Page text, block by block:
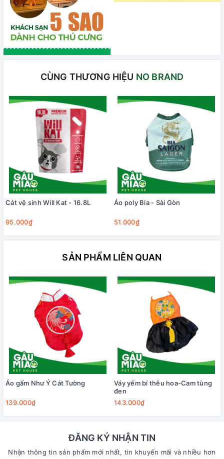
CÙNG THƯƠNG HIỆU NO BRAND
Cát vệ sinh Will Kat - 16.8L
95.000₫
Áo poly Bia - Sài Gòn
51.000₫
SẢN PHẨM LIÊN QUAN
Áo gấm Như Ý Cát Tường
139.000₫
Váy yếm bí thêu hoa-Cam tùng
đen
143.000₫
ĐĂNG KÝ NHẬN TIN
Nhận thông tin sản phẩm mới nhất, tin khuyến mãi và nhiều hơn